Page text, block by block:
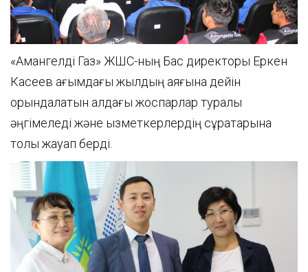
«Амангелді Газ» ЖШС-ның Бас директоры Еркен
Касеев ағымдағы жылдың аяғына дейін
орындалатын алдағы жоспарлар туралы
әңгімеледі және қызметкерлердің сұрақтарына
толық жауап берді.